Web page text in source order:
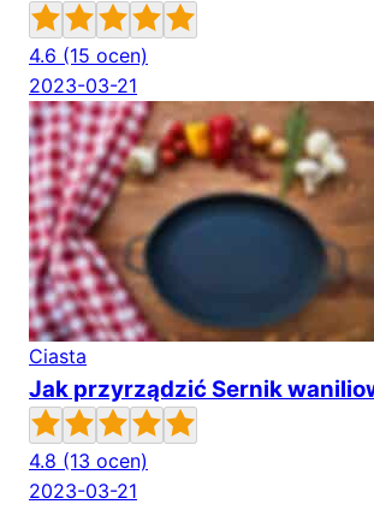
4.6 (15 ocen)
2023-03-21
Ciasta
Jak przyrządzić Sernik
4.8 (13 ocen)
2023-03-21